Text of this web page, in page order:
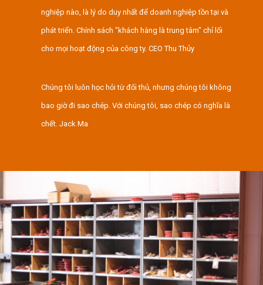
nghiệp nào, là lý do duy nhất để doanh nghiệp tồn tại và
phát triển. Chính sách "khách hàng là trung tâm" chỉ lối
cho mọi hoạt động của công ty. CEO Thu Thủy
Chúng tôi luôn học hỏi từ đối thủ, nhưng chúng tôi không
bao giờ đi sao chép. Với chúng tôi, sao chép có nghĩa là
chết. Jack Ma